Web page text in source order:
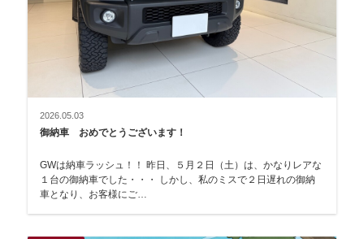
2026.05.03
御納車 おめでとうございます！
GWは納車ラッシュ！！ 昨日、５月２日（土）は、かなりレアな
１台の御納車でした・・・ しかし、私のミスで２日遅れの御納
車となり、お客様にご…